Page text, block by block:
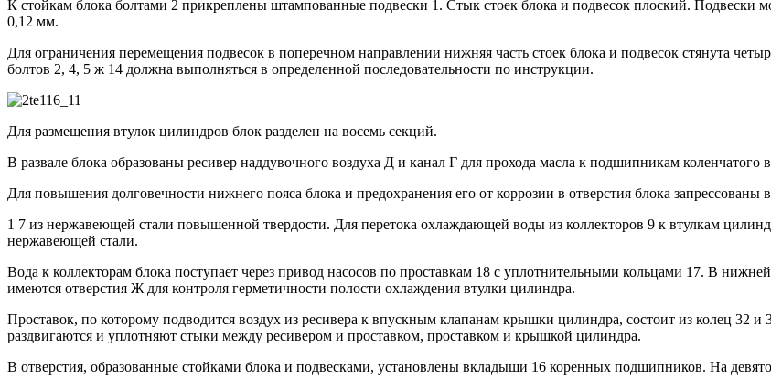
К стойкам блока болтами 2 прикреплены штампованные подвески 1. Стык стоек блока и подвесок плоский. Подвески
0,12 мм.
Для ограничения перемещения подвесок в поперечном направлении нижняя часть стоек блока и подвесок стянута
болтов 2, 4, 5 ж 14 должна выполняться в определенной последовательности по инструкции.
Для размещения втулок цилиндров блок разделен на восемь секций.
В развале блока образованы ресивер наддувочного воздуха Д и канал Г для прохода масла к подшипникам коленчатого
Для повышения долговечности нижнего пояса блока и предохранения его от коррозии в отверстия блока запрессованы
1 7 из нержавеющей стали повышенной твердости. Для перетока охлаждающей воды из коллекторов 9 к втулкам
нержавеющей стали.
Вода к коллекторам блока поступает через привод насосов по проставкам 18 с уплотнительными кольцами 17. В
имеются отверстия Ж для контроля герметичности полости охлаждения втулки цилиндра.
Проставок, по которому подводится воздух из ресивера к впускным клапанам крышки цилиндра, состоит из колец 32
раздвигаются и уплотняют стыки между ресивером и проставком, проставком и крышкой цилиндра.
В отверстия, образованные стойками блока и подвесками, установлены вкладыши 16 коренных подшипников. На